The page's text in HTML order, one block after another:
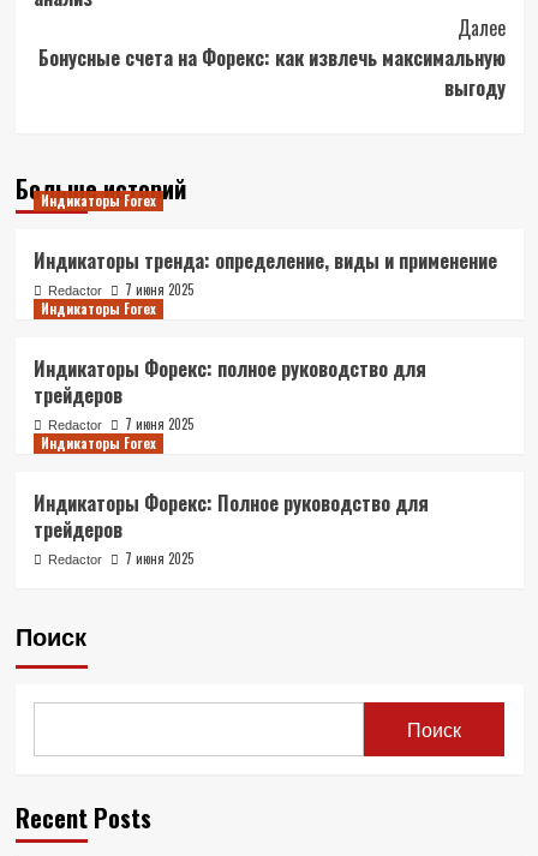
Далее
Бонусные счета на Форекс: как извлечь максимальную
выгоду
Больше историй
Индикаторы Forex
Индикаторы тренда: определение, виды и применение
Redactor
7 июня 2025
Индикаторы Forex
Индикаторы Форекс: полное руководство для
трейдеров
Redactor
7 июня 2025
Индикаторы Forex
Индикаторы Форекс: Полное руководство для
трейдеров
Redactor 7 июня 2025
Поиск
Поиск
Recent Posts